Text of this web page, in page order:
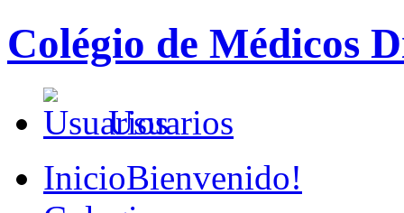
Colégio de Médicos
Usuarios
InicioBienvenido!